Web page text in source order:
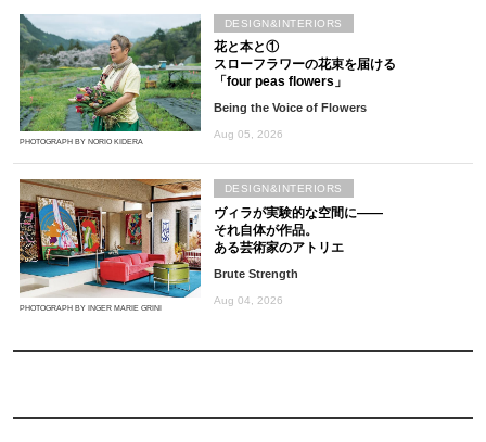
PHOTOGRAPH BY NORIO KIDERA
花と本と①
スローフラワーの花束を届ける
「four peas flowers」
Being the Voice of Flowers
Aug 05, 2026
DESIGN&INTERIORS
PHOTOGRAPH BY INGER MARIE GRINI
ヴィラが実験的な空間に――
それ自体が作品。
ある芸術家のアトリエ
Brute Strength
Aug 04, 2026
DESIGN&INTERIORS